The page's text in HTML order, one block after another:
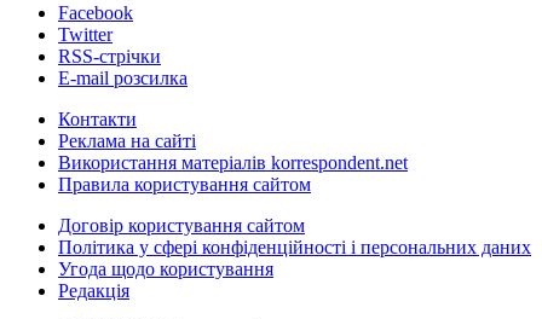
Facebook
Twitter
RSS-стрічки
E-mail розсилка
Контакти
Реклама на сайті
Використання матеріалів korrespondent.net
Правила користування сайтом
Договір користування сайтом
Політика у сфері конфіденційності і персональних даних
Угода щодо користування
Редакція